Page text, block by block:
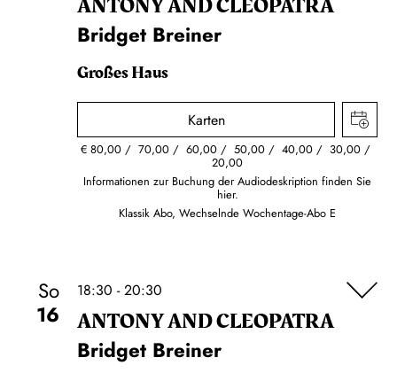
Bridget Breiner
Großes Haus
Karten
€80,00 70,00 60,00 50,00 40,00 30,00
20,00
Informationen zur Buchung der Audiodeskription finden Sie
hier.
Klassik Abo, Wechselnde Wochentage-Abo E
So
16
18:30 - 20:30
ANTONY AND CLEOPATRA
Bridget Breiner